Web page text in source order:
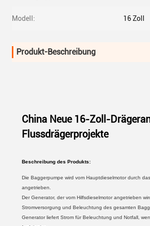
Modell: 16 Zoll
Produkt-Beschreibung
China Neue 16-Zoll-
Flussdrägerprojekte
Beschreibung des Produkts:
Die Baggerpumpe wird vom Hauptdieselmotor durch
angetrieben.
Der Generator, der vom Hilfsdieselmotor angetrieben
Stromversorgung und Beleuchtung des gesamten
Generator liefert Strom für Beleuchtung und Notfall,